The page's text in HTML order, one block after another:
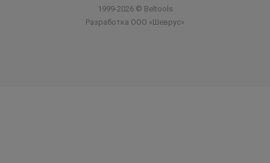
1999-2026 © Beltools
Разработка ООО «Шеврус»